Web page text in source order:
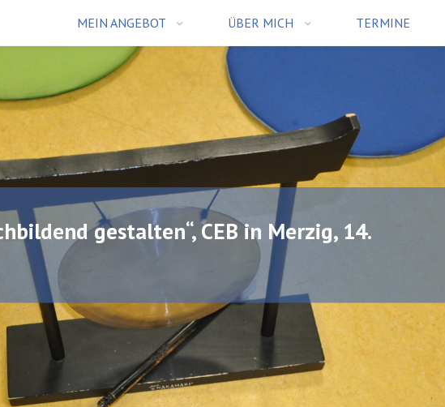
MEIN ANGEBOT ÜBER MICH TERMINE
gestalten“, CEB in Merzig, 14.